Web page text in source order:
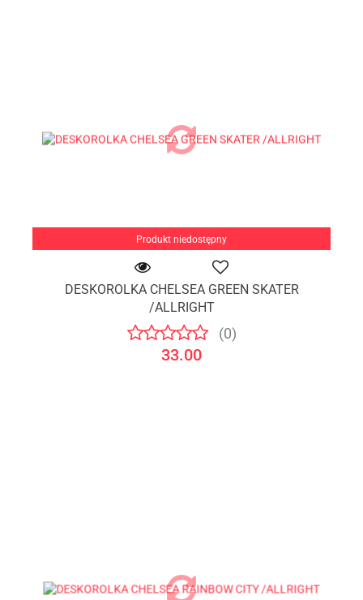
Produkt niedostępny
DESKOROLKA CHELSEA GREEN SKATER
/ALLRIGHT
(0)
33.00